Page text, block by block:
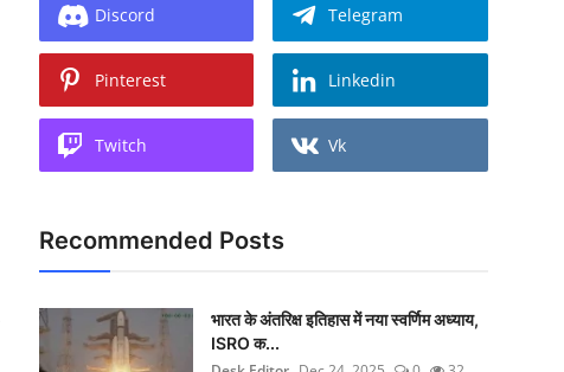
Discord Telegram
Pinterest Linkedin
Twitch Vk
Recommended Posts
भारत के अंतरिक्ष इतिहास में नया स्वर्णिम अध्याय,
ISRO क...